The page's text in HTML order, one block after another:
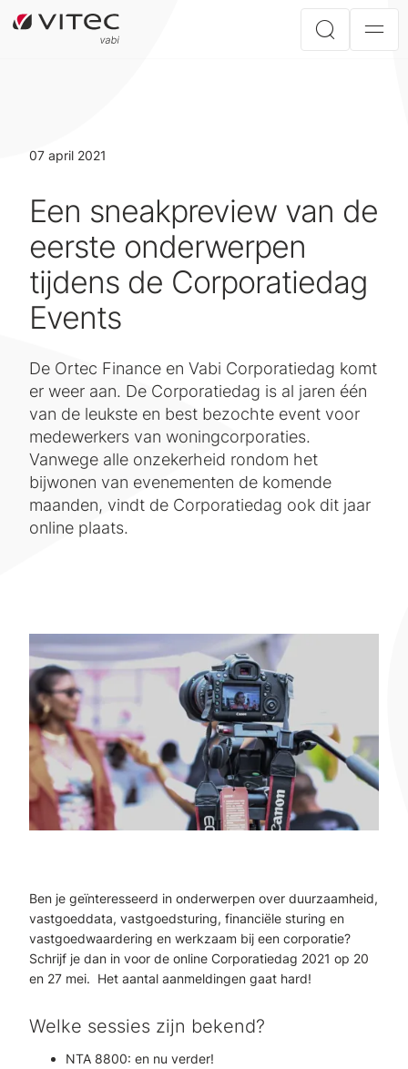
07 april 2021
Een sneakpreview van de
eerste onderwerpen
tijdens de Corporatiedag
Events
De Ortec Finance en Vabi Corporatiedag komt
er weer aan. De Corporatiedag is al jaren één
van de leukste en best bezochte event voor
medewerkers van woningcorporaties.
Vanwege alle onzekerheid rondom het
bijwonen van evenementen de komende
maanden, vindt de Corporatiedag ook dit jaar
online plaats.
Ben je geïnteresseerd in onderwerpen over duurzaamheid,
vastgoeddata, vastgoedsturing, financiële sturing en
vastgoedwaardering en werkzaam bij een corporatie?
Schrijf je dan in voor de online Corporatiedag 2021 op 20
en 27 mei. Het aantal aanmeldingen gaat hard!
Welke sessies zijn bekend?
NTA 8800: en nu verder!